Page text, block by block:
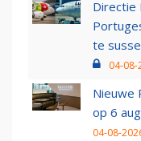
Directie
te
04-08-
Nieuwe
op 6
04-08-